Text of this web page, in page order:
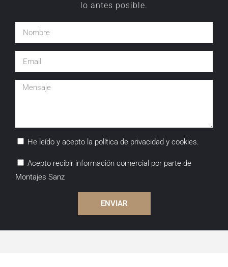
lo antes posible.
He leído y acepto la política de privacidad y cookies.
Acepto recibir información comercial por parte de
Montajes Sanz
ENVIAR